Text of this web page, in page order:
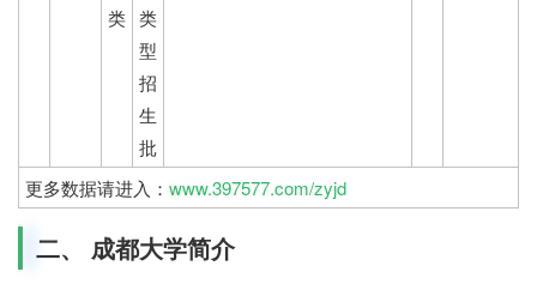
类 类
型
招
生
批
更多数据请进入： www.397577.com/zyjd
二、 成都大学简介